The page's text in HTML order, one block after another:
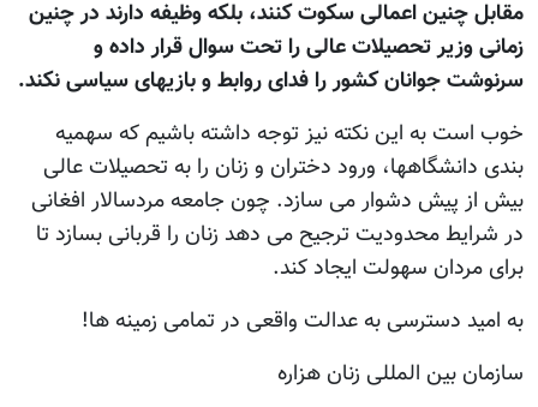
مقابل چنین اعمالی سکوت کنند، بلکه وظیفه دارند در چنین
زمانی وزیر تحصیلات عالی را تحت سوال قرار داده و
سرنوشت جوانان کشور را فدای روابط و بازیهای سیاسی نکند.
خوب است به این نکته نیز توجه داشته باشیم که سهمیه
بندی دانشگاهها، ورود دختران و زنان را به تحصیلات عالی
بیش از پیش دشوار می سازد. چون جامعه مردسالار افغانی
در شرایط محدودیت ترجیح می دهد زنان را قربانی بسازد تا
برای مردان سهولت ایجاد کند.
به امید دسترسی به عدالت واقعی در تمامی زمینه ها!
سازمان بین المللی زنان هزاره